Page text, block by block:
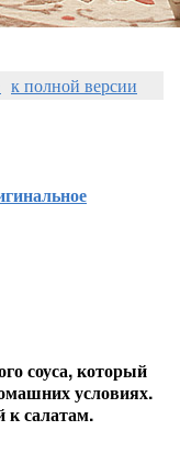
к полной версии
соуса, который
условиях.
к салатам.